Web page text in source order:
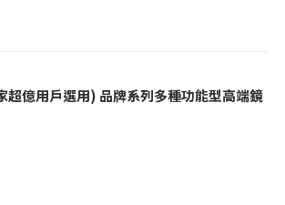
億用戶選用) 品牌系列多種功能型高端鏡